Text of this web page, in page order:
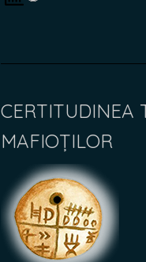
CERTITUDINEA
MAFIOȚILOR